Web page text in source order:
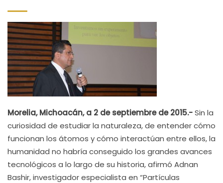
Morelia, Michoacán, a 2 de septiembre de 2015.-Sin la
curiosidad de estudiar la naturaleza, de entender cómo
funcionan los átomos y cómo interactúan entre ellos, la
humanidad no habría conseguido los grandes avances
tecnológicos a lo largo de su historia, afirmó Adnan
Bashir, investigador especialista en “Partículas